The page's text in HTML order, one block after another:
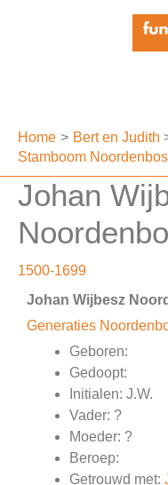
Home Bert en Judith
Stamboom Noordenbos
Johan
1500-1699
Johan Wijbesz
Generaties
Geboren:
Gedoopt:
Initialen: J.W.
Vader: ?
Moeder: ?
Beroep:
Getrouwd met: